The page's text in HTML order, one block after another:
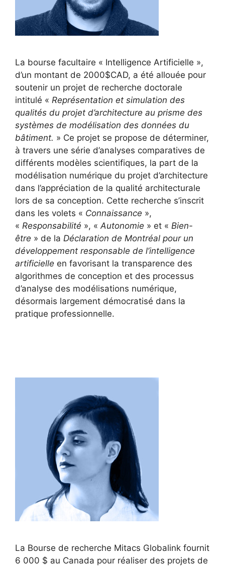
La bourse facultaire « Intelligence Artificielle »,
d’un montant de 2000$CAD, a été allouée pour
soutenir un projet de recherche doctorale
intitulé « Représentation et simulation des
qualités du projet d’architecture au prisme des
systèmes de modélisation des données du
bâtiment. » Ce projet se propose de déterminer,
à travers une série d’analyses comparatives de
différents modèles scientifiques, la part de la
modélisation numérique du projet d’architecture
dans l’appréciation de la qualité architecturale
lors de sa conception. Cette recherche s’inscrit
dans les volets « Connaissance »,
« Responsabilité », « Autonomie » et « Bien-
être » de la Déclaration de Montréal pour un
développement responsable de l’intelligence
artificielle en favorisant la transparence des
algorithmes de conception et des processus
d’analyse des modélisations numérique,
désormais largement démocratisé dans la
pratique professionnelle.
La Bourse de recherche Mitacs Globalink fournit
6 000 $ au Canada pour réaliser des projets de